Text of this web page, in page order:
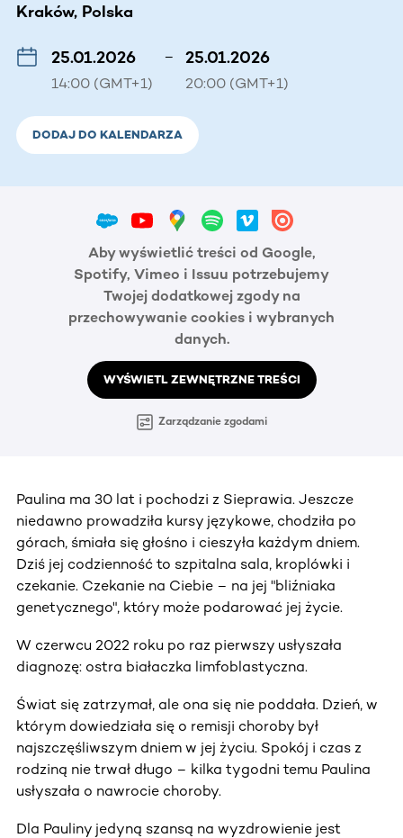
Kraków, Polska
25.01.2026
14:00 (GMT+1)
– 25.01.2026
20:00 (GMT+1)
DODAJ DO KALENDARZA
Aby wyświetlić treści od Google,
Spotify, Vimeo i Issuu potrzebujemy
Twojej dodatkowej zgody na
przechowywanie cookies i wybranych
danych.
WYŚWIETL ZEWNĘTRZNE TREŚCI
Zarządzanie zgodami
Paulina ma 30 lat i pochodzi z Sieprawia. Jeszcze
niedawno prowadziła kursy językowe, chodziła po
górach, śmiała się głośno i cieszyła każdym dniem.
Dziś jej codzienność to szpitalna sala, kroplówki i
czekanie. Czekanie na Ciebie – na jej "bliźniaka
genetycznego", który może podarować jej życie.
W czerwcu 2022 roku po raz pierwszy usłyszała
diagnozę: ostra białaczka limfoblastyczna.
Świat się zatrzymał, ale ona się nie poddała. Dzień, w
którym dowiedziała się o remisji choroby był
najszczęśliwszym dniem w jej życiu. Spokój i czas z
rodziną nie trwał długo – kilka tygodni temu Paulina
usłyszała o nawrocie choroby.
Dla Pauliny jedyną szansą na wyzdrowienie jest